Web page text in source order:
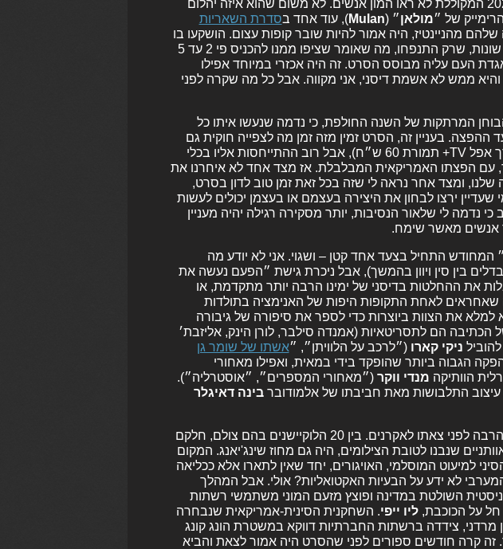
את אחד הסרטים המשמעותיים של 2020 המקוללת לא ראו המון אנשים. לא משום שהוא איזה יהלום
של ״מולאן״ (Mulan), עוד אחד בסדרת השאריות
שלהם מהניינטיז, היה אמור להיות שובר קופות עצום. הושקעו בו
200 מיליון דולר עוד לפני הוצאות שיווק שונות, שרק התנפחו, מה שאומר שציפו ממנו להכניס פי 2 עד 5
העם עליה מבוסס הסרט. זה היה אכזרי במיוחד אפילו
ממש לא אשמת דיסני, אני מקווה. אבל כל מה שקרה לפני
המרתקות של השנה החולפת, כי נדמה שנעשו איתו כל
בעניין זה, הסרט זמין מזה זמן מה לצפייה חוקית גם
בישראל (למשל, אפשר לרכוש אותו דרך אפל TV+ תמורת 60 ש״ח), אבל רוב ההתייחסות אליו בכלי
עם הפצתו האמריקאית המבלבלת. אז מצד אחד לא איחרנו את
ומצד אחר נראה לי שזה בכל זאת זמן טוב לדון בסרט,
ירצו לבחון את היצירה בעצמם או בעצמן יכולים לעשות
נדמה לי שלאור הנסיבות, יותר מסקירה רגילה יהיה מעניין
אנשים מאשר שימח.
״ המחודש התחיל בצעד אחד קטן – ושגוי. אני לא יודע מה
בין סין ויוון בהמשך), אבל ניכרת גישת ״הפעם נעשה את
את ההחלטות בדיסני של ימינו הרבה יותר מתקדמת, או
לאחת התקופות היפות של האנימציה בתולדות
את הצוות ביוצרות כדי לספר את סיפורה של גיבורה
הם לתסריטאיות (אמנדה סילבר, לורן הינק, אליזבת׳
ניקי קארו (״לרכב על הלוויתן״, ״אשתו של שומר גן
הגבוה ביותר שהופקד בידי במאית, ואפילו מאחורי
הוותיקה מנדי ווקר (״מאחורי המספרים״, ״אוסטרליה״).
עיצוב התלבושות מאת חביבתו של אלמודוברבינה דאיגלר
למרות זאת, הצרות של הסרט התחילו הרבה לפני צאתו לאקרנים. בין 20 הלוקיישנים בהם צולם, חלקם
שנבנו לטובת הצילומים, היה גם מחוז שינג'יאנג. המקום
למיעוט המוסלמי, האויגורים, יחד שאין לתארו אלא ככליאה
לא ידע על הבעיות האקטואליות? אולי. אבל המהלך
השולטת במדינה ופוצץ מזעם המוני משתמשי רשתות
חל על הכוכבת,ליו ייפי. השחקנית הסינית-אמריקאית שנבחרה
מרדני, צידדה ברשתות החברתיות דווקא במשטרת הונג קונג
זה קרה חודשים ספורים לפני שהסרט היה אמור לצאת והביא